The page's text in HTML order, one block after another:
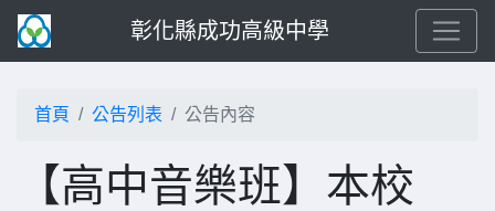
彰化縣成功高級中學
首頁 公告列表 公告內容
【高中音樂班】本校